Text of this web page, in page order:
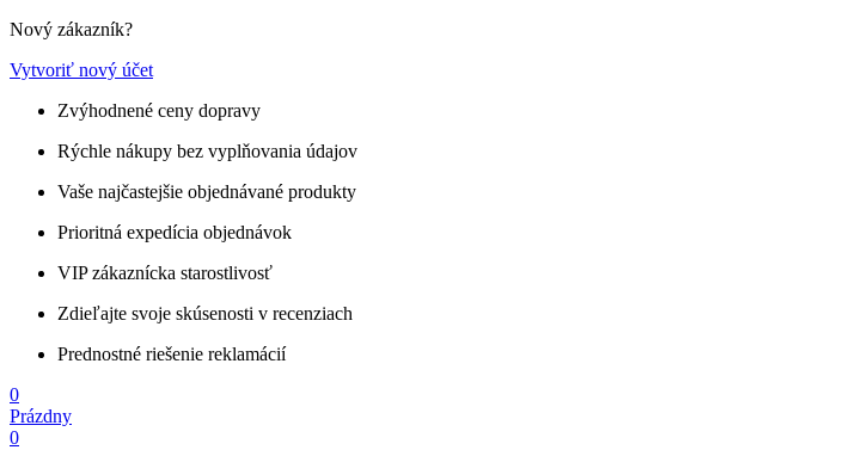
Nový zákazník?
Vytvoriť nový účet
Zvýhodnené ceny dopravy
Rýchle nákupy bez vyplňovania údajov
Vaše najčastejšie objednávané produkty
Prioritná expedícia objednávok
VIP zákaznícka starostlivosť
Zdieľajte svoje skúsenosti v recenziach
Prednostné riešenie reklamácií
0
Prázdny
0